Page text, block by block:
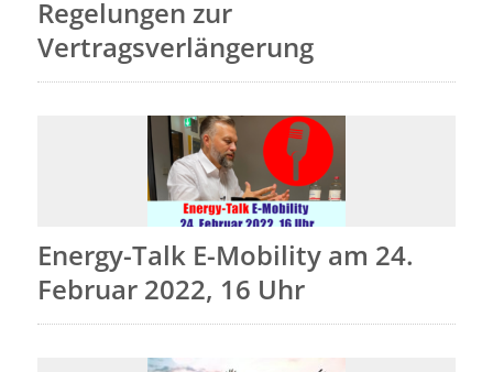
Regelungen zur
Vertragsverlängerung
Energy-Talk E-Mobility am 24.
Februar 2022, 16 Uhr